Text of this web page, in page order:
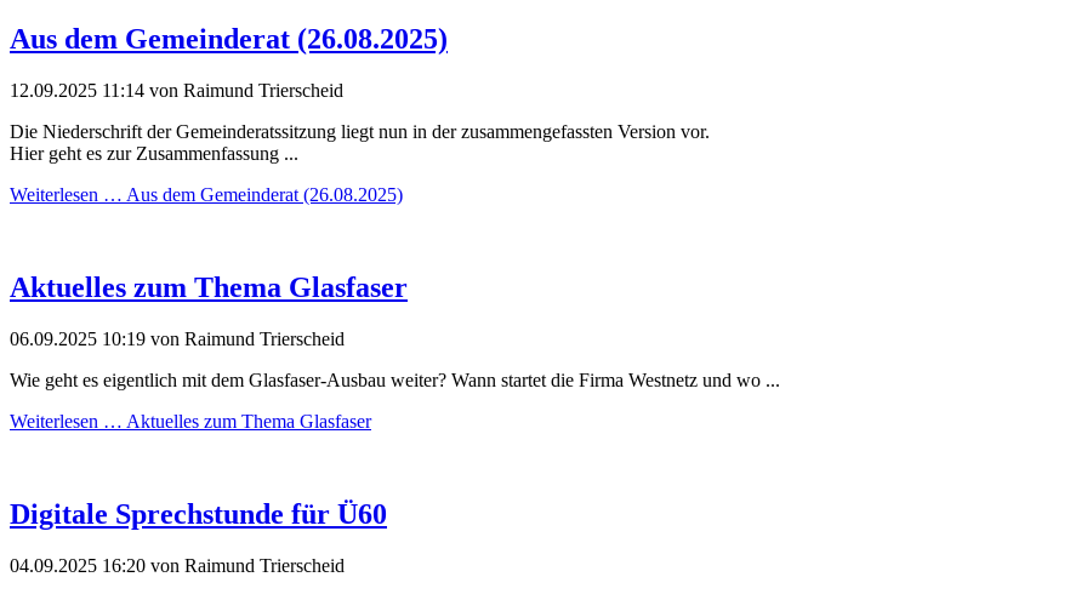
Aus dem Gemeinderat (26.08.2025)
12.09.2025 11:14 von Raimund Trierscheid
Die Niederschrift der Gemeinderatssitzung liegt nun in der zusammengefassten Version vor.
Hier geht es zur Zusammenfassung ...
Weiterlesen … Aus dem Gemeinderat (26.08.2025)
Aktuelles zum Thema Glasfaser
06.09.2025 10:19 von Raimund Trierscheid
Wie geht es eigentlich mit dem Glasfaser-Ausbau weiter? Wann startet die Firma Westnetz und wo ...
Weiterlesen … Aktuelles zum Thema Glasfaser
Digitale Sprechstunde für Ü60
04.09.2025 16:20 von Raimund Trierscheid